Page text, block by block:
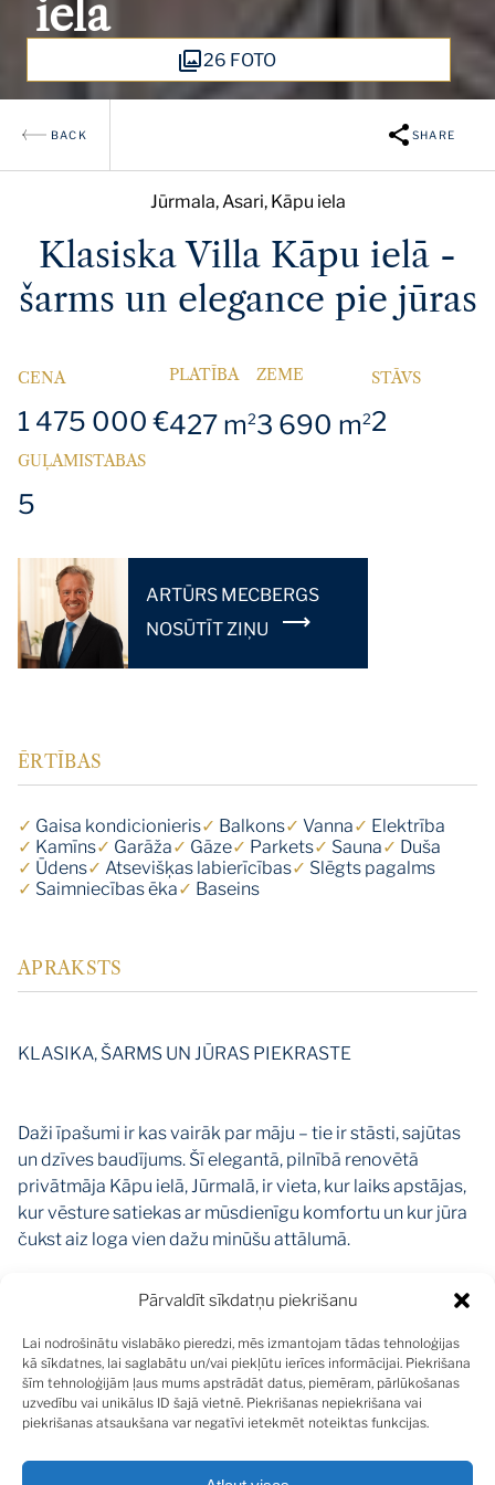
Pārvaldīt sīkdatņu piekrišanu
Lai nodrošinātu vislabāko pieredzi, mēs izmantojam tādas tehnoloģijas
kā sīkdatnes, lai saglabātu un/vai piekļūtu ierīces informācijai. Piekrišana
šīm tehnoloģijām ļaus mums apstrādāt datus, piemēram, pārlūkošanas
uzvedību vai unikālus ID šajā vietnē. Piekrišanas nepiekrišana vai
piekrišanas atsaukšana var negatīvi ietekmēt noteiktas funkcijas.
iela
26 FOTO
BACK SHARE
Jūrmala, Asari, Kāpu iela
Klasiska Villa Kāpu ielā -
šarms un elegance pie jūras
CENA
1 475 000 €
PLATĪBA
427 m2
ZEME
3 690 m2
STĀVS
2
GUĻAMISTABAS
5
ARTŪRS MECBERGS
NOSŪTĪT ZIŅU
ĒRTĪBAS
✓ Gaisa kondicionieris✓ Balkons✓ Vanna✓ Elektrība
✓ Kamīns✓ Garāža✓ Gāze✓ Parkets✓ Sauna✓ Duša
✓ Ūdens✓ Atsevišķas labierīcības✓ Slēgts pagalms
✓ Saimniecības ēka✓ Baseins
APRAKSTS
KLASIKA, ŠARMS UN JŪRAS PIEKRASTE
Daži īpašumi ir kas vairāk par māju – tie ir stāsti, sajūtas
un dzīves baudījums. Šī elegantā, pilnībā renovētā
privātmāja Kāpu ielā, Jūrmalā, ir vieta, kur laiks apstājas,
kur vēsture satiekas ar mūsdienīgu komfortu un kur jūra
čukst aiz loga vien dažu minūšu attālumā.
KLASIKA, KAS NEPAZAUDĒ SVARĪGĀKO – SAJŪTU
Šis elegantais nams ir pilnībā renovēts, apdarē izmantoti
augstvērtīgi dabīgi materiāli, un tas ir aprīkots ar
ekskluzīvām itāļu dizaina mēbelēm. Katrs telpas
elements ir rūpīgi izvēlēts, katrs interjera akcents radīts
apvieno vēsturisku eleganci ar modernām ērtībām,